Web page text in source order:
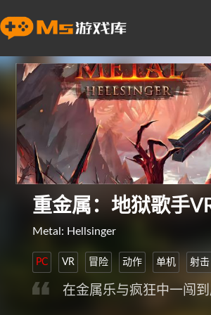
重金属：地狱歌手
Metal: Hellsinger
PC VR 冒险 动作 单机 射击
在金属乐与疯狂中一闯到